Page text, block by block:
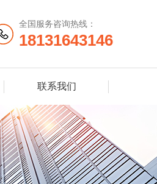
全国服务咨询热线：
18131643146
联系我们